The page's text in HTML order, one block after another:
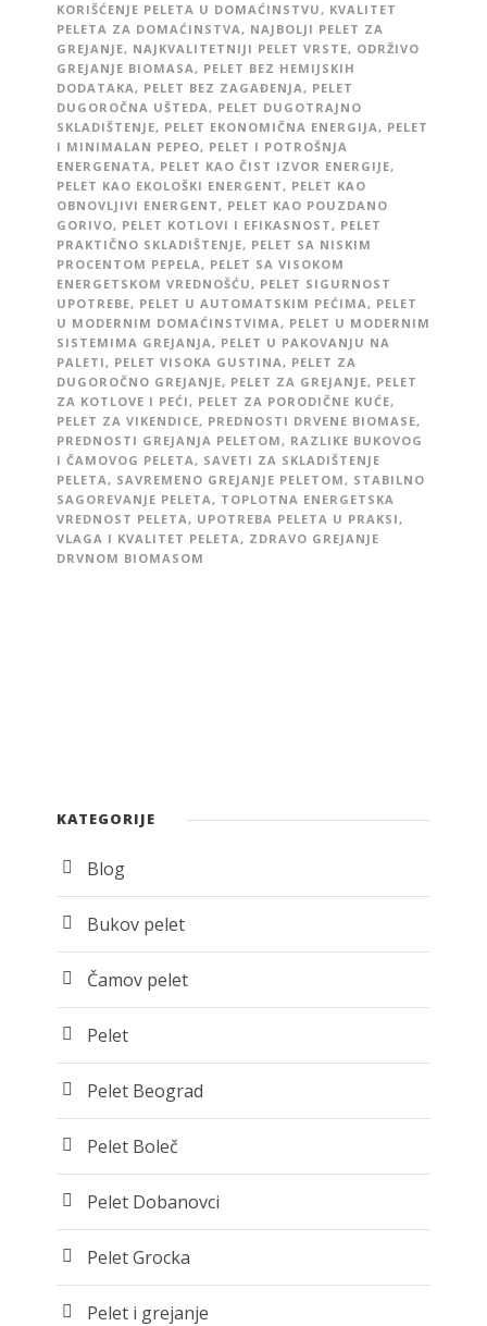
KORIŠĆENJE PELETA U DOMAĆINSTVU, KVALITET
PELETA ZA DOMAĆINSTVA, NAJBOLJI PELET ZA
GREJANJE, NAJKVALITETNIJI PELET VRSTE, ODRŽIVO
GREJANJE BIOMASA, PELET BEZ HEMIJSKIH
DODATAKA, PELET BEZ ZAGAĐENJA, PELET
DUGOROČNA UŠTEDA, PELET DUGOTRAJNO
SKLADIŠTENJE, PELET EKONOMIČNA ENERGIJA, PELET
I MINIMALAN PEPEO, PELET I POTROŠNJA
ENERGENATA, PELET KAO ČIST IZVOR ENERGIJE,
PELET KAO EKOLOŠKI ENERGENT, PELET KAO
OBNOVLJIVI ENERGENT, PELET KAO POUZDANO
GORIVO, PELET KOTLOVI I EFIKASNOST, PELET
PRAKTIČNO SKLADIŠTENJE, PELET SA NISKIM
PROCENTOM PEPELA, PELET SA VISOKOM
ENERGETSKOM VREDNOŠĆU, PELET SIGURNOST
UPOTREBE, PELET U AUTOMATSKIM PEĆIMA, PELET
U MODERNIM DOMAĆINSTVIMA, PELET U MODERNIM
SISTEMIMA GREJANJA, PELET U PAKOVANJU NA
PALETI, PELET VISOKA GUSTINA, PELET ZA
DUGOROČNO GREJANJE, PELET ZA GREJANJE, PELET
ZA KOTLOVE I PEĆI, PELET ZA PORODIČNE KUĆE,
PELET ZA VIKENDICE, PREDNOSTI DRVENE BIOMASE,
PREDNOSTI GREJANJA PELETOM, RAZLIKE BUKOVOG
I ČAMOVOG PELETA, SAVETI ZA SKLADIŠTENJE
PELETA, SAVREMENO GREJANJE PELETOM, STABILNO
SAGOREVANJE PELETA, TOPLOTNA ENERGETSKA
VREDNOST PELETA, UPOTREBA PELETA U PRAKSI,
VLAGA I KVALITET PELETA, ZDRAVO GREJANJE
DRVNOM BIOMASOM
KATEGORIJE
Blog
Bukov pelet
Čamov pelet
Pelet
Pelet Beograd
Pelet Boleč
Pelet Dobanovci
Pelet Grocka
Pelet i grejanje